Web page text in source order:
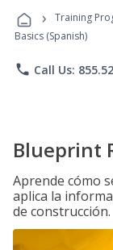
› Training
Basics (Spanish)
phone Call Us:
Blueprint
Aprende cómo
aplica la
de construcción.